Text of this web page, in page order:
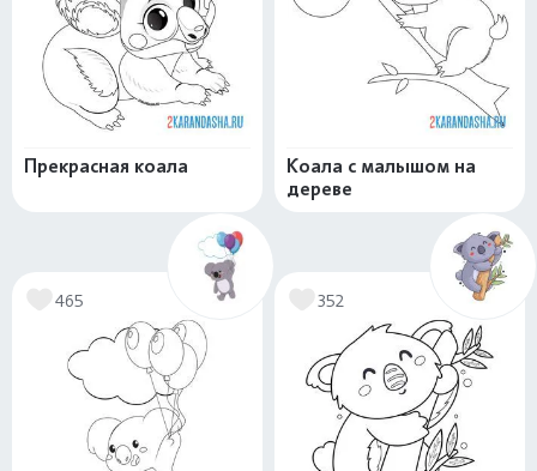
Прекрасная коала
Коала с малышом на
дереве
465 352